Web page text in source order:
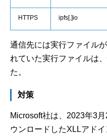
HTTPS ipfs[.]io
通信先には実行ファイル
れていた実行ファイルは
た。
対策
Microsoft社は、2023年3
ウンロードしたXLLアド